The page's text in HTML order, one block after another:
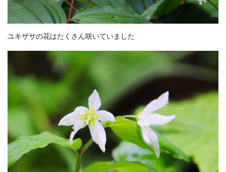
ユキザサの花はたくさん咲いていました